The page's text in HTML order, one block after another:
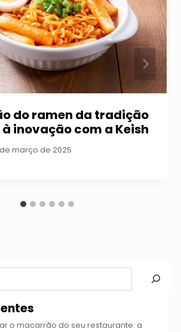
do ramen da tradição
inovação com a Keish
de março de 2025
o macarrão do seu restaurante: a